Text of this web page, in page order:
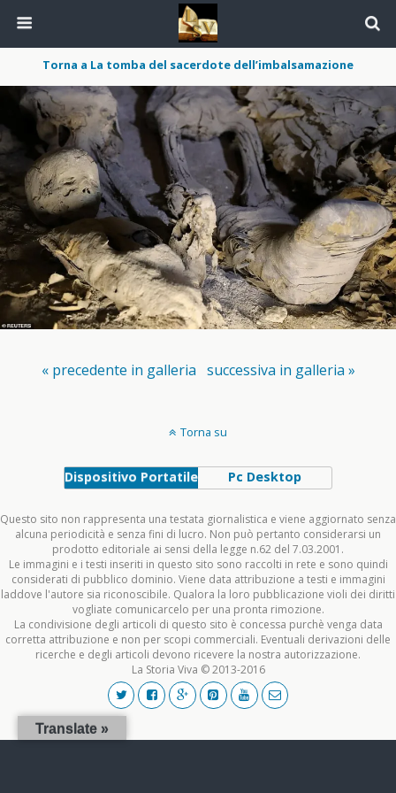
Torna a La tomba del sacerdote dell’imbalsamazione
« precedente in galleria successiva in galleria »
Torna su
Dispositivo Portatile Pc Desktop
Questo sito non rappresenta una testata giornalistica e viene aggiornato senza
alcuna periodicità e senza fini di lucro. Non può pertanto considerarsi un
prodotto editoriale ai sensi della legge n.62 del 7.03.2001.
Le immagini e i testi inseriti in questo sito sono raccolti in rete e sono quindi
considerati di pubblico dominio. Viene data attribuzione a testi e immagini
laddove l'autore sia riconoscibile. Qualora la loro pubblicazione violi dei diritti
vogliate comunicarcelo per una pronta rimozione.
La condivisione degli articoli di questo sito è concessa purchè venga data
corretta attribuzione e non per scopi commerciali. Eventuali derivazioni delle
ricerche e degli articoli devono ricevere la nostra autorizzazione.
La Storia Viva © 2013-2016
Translate »